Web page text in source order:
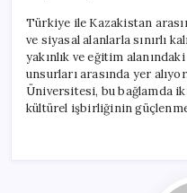
Türkiye ile Kazakistan
ve siyasal alanlarla sınırlı
yakınlık ve eğitim
unsurları arasında yer
Üniversitesi, bu bağlamda
kültürel işbirliğinin